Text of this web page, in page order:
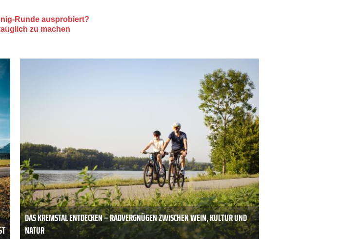
Runde ausprobiert?
zu machen
DAS KREMSTAL ENTDECKEN – RADVERGNÜGEN ZWISCHEN WEIN, KULTUR UND
NATUR